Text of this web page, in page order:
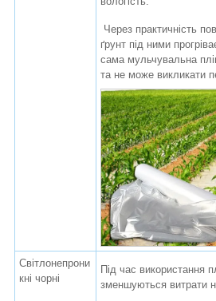
Через практичність
ґрунт під ними
сама мульчувальна
та не може викликати
Світлонепрони
кні чорні
Під час використання
зменшуються витрати